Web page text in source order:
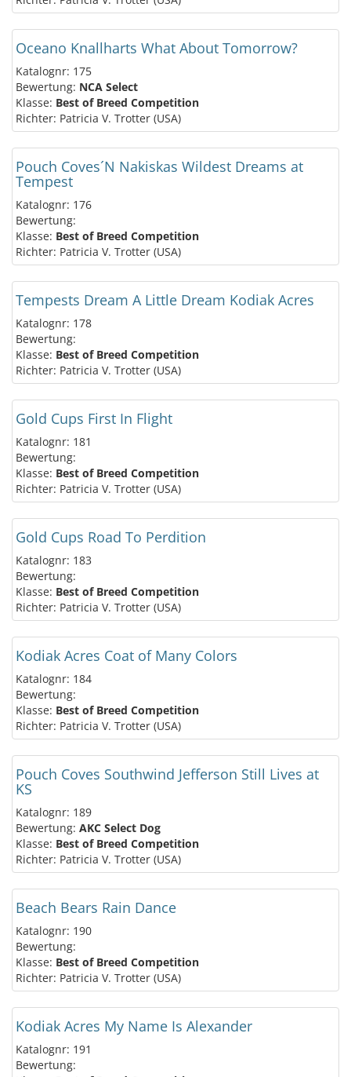
Oceano Knallharts What About Tomorrow?
Katalognr: 175
Bewertung: NCA Select
Klasse: Best of Breed Competition
Richter: Patricia V. Trotter (USA)
Pouch Coves´N Nakiskas Wildest Dreams at
Tempest
Katalognr: 176
Bewertung:
Klasse: Best of Breed Competition
Richter: Patricia V. Trotter (USA)
Tempests Dream A Little Dream Kodiak Acres
Katalognr: 178
Bewertung:
Klasse: Best of Breed Competition
Richter: Patricia V. Trotter (USA)
Gold Cups First In Flight
Katalognr: 181
Bewertung:
Klasse: Best of Breed Competition
Richter: Patricia V. Trotter (USA)
Gold Cups Road To Perdition
Katalognr: 183
Bewertung:
Klasse: Best of Breed Competition
Richter: Patricia V. Trotter (USA)
Kodiak Acres Coat of Many Colors
Katalognr: 184
Bewertung:
Klasse: Best of Breed Competition
Richter: Patricia V. Trotter (USA)
Pouch Coves Southwind Jefferson Still Lives at
KS
Katalognr: 189
Bewertung: AKC Select Dog
Klasse: Best of Breed Competition
Richter: Patricia V. Trotter (USA)
Beach Bears Rain Dance
Katalognr: 190
Bewertung:
Klasse: Best of Breed Competition
Richter: Patricia V. Trotter (USA)
Kodiak Acres My Name Is Alexander
Katalognr: 191
Bewertung: